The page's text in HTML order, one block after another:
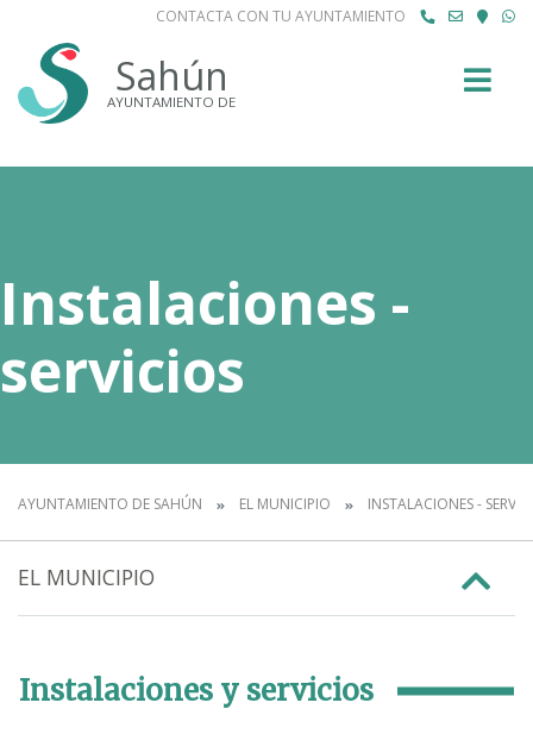
CONTACTA CON TU AYUNTAMIENTO
Sahún
AYUNTAMIENTO DE
Instalaciones -
servicios
AYUNTAMIENTO DE SAHÚN EL MUNICIPIO INSTALACIONES -
EL MUNICIPIO
Instalaciones y servicios